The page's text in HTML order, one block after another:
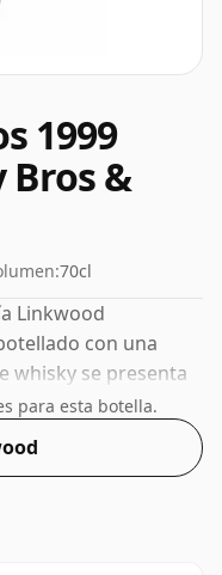
1999
Bros &
70cl
Linkwood
con una
whisky se presenta
para esta botella.